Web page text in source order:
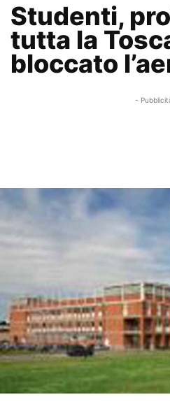
Studenti,
tutta la
bloccato
-